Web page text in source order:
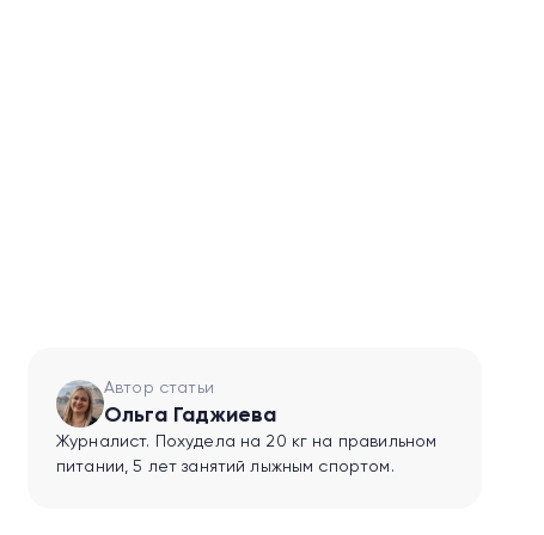
Автор статьи
Ольга Гаджиева
Журналист. Похудела на 20 кг на правильном
питании, 5 лет занятий лыжным спортом.